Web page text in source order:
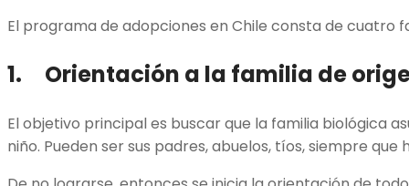
El programa de adopciones en Chile consta de cuatro
1. Orientación a la familia de
El objetivo principal es buscar que la familia biológica
niño. Pueden ser sus padres, abuelos, tíos, siempre que